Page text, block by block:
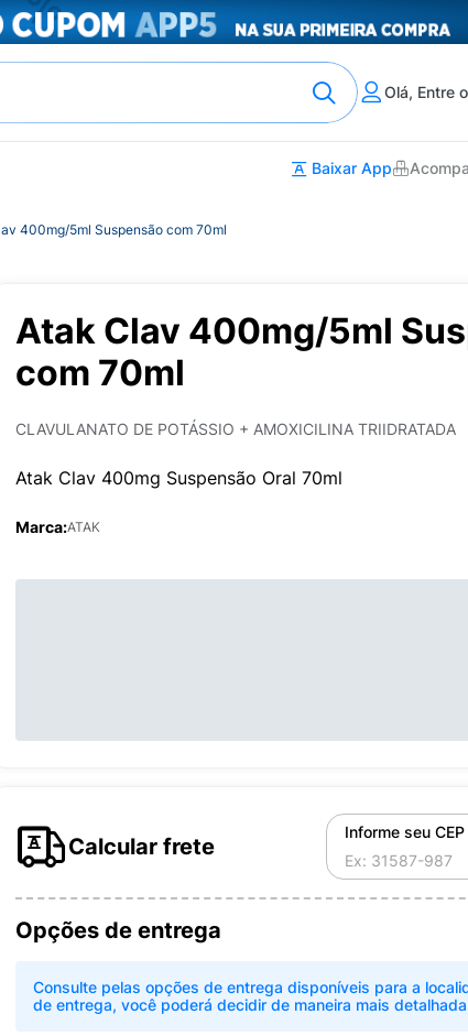
Olá, Entre
Baixar App
400mg/5ml Suspensão com 70ml
Atak Clav 400mg/5ml
com 70ml
CLAVULANATO DE POTÁSSIO + AMOXICILINA TRIIDRATADA
Atak Clav 400mg Suspensão Oral 70ml
Marca:ATAK
Calcular frete
Informe seu CEP
Opções de entrega
Consulte pelas opções de entrega disponíveis para a
de entrega, você poderá decidir de maneira mais